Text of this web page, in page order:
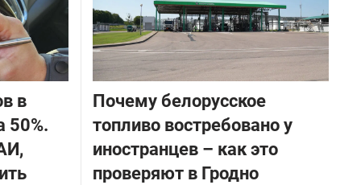
в
50%.
Почему белорусское
топливо востребовано у
иностранцев – как это
проверяют в Гродно